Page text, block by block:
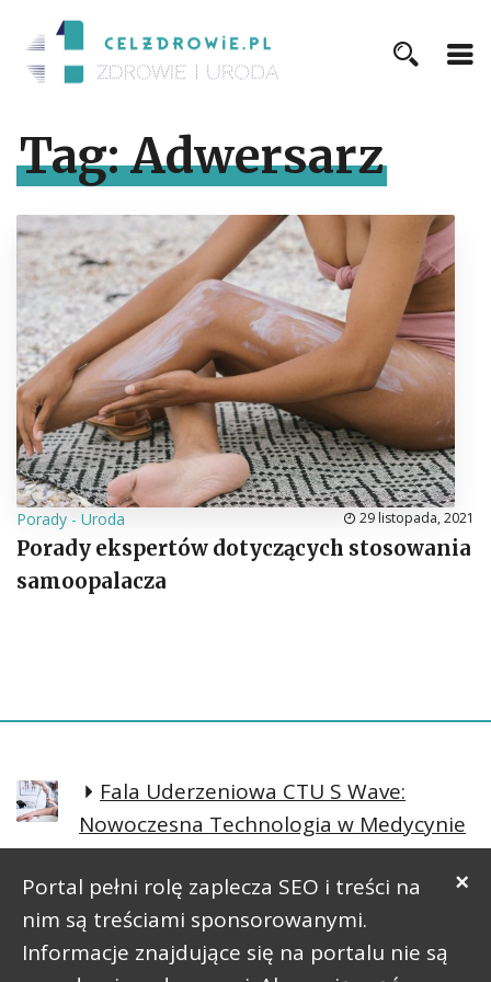
×
Portal pełni rolę zaplecza SEO i treści na
nim są treściami sponsorowanymi.
Informacje znajdujące się na portalu nie są
Tag:Adwersarz
Porady - Uroda 29 listopada, 2021
Porady ekspertów dotyczących stosowania
samoopalacza
Fala Uderzeniowa CTU S Wave:
Nowoczesna Technologia w Medycynie
Regeneracyjnej
Prosta postawa lepsze samopoczucie